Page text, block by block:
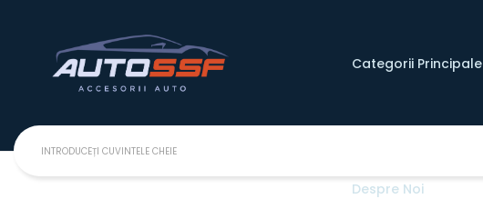
Categorii Principale
Despre Noi